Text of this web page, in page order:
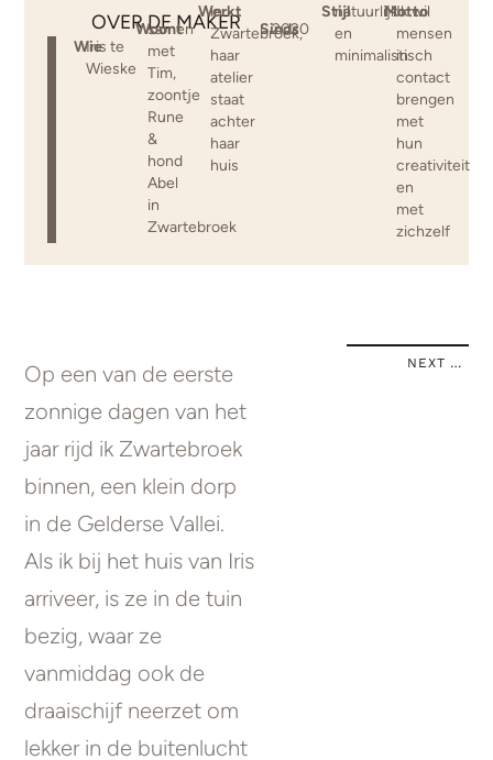
OVER DE MAKER
WieIris te
Wieske
Woont
samen
met
Tim,
zoontje
Rune
&
hond
Abel
in
Zwartebroek
Werkt
in
Zwartebroek,
haar
atelier
staat
achter
haar
huis
Sinds
2020
Stijlnatuurlijk
en
minimalistisch
Motto
Ik wil
mensen
in
contact
brengen
met
hun
creativiteit
en
met
zichzelf
Op een van de eerste
zonnige dagen van het
jaar rijd ik Zwartebroek
binnen, een klein dorp
in de Gelderse Vallei.
Als ik bij het huis van Iris
arriveer, is ze in de tuin
bezig, waar ze
vanmiddag ook de
draaischijf neerzet om
lekker in de buitenlucht
NEXT STORY